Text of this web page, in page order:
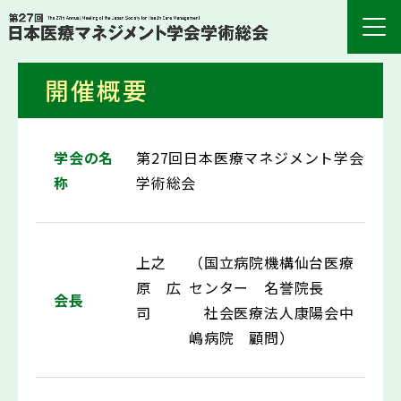
開催概要
学会の名
称
第27回日本医療マネジメント学会
学術総会
会長
上之
原 広
司
（国立病院機構仙台医療
センター 名誉院長
社会医療法人康陽会中
嶋病院 顧問）